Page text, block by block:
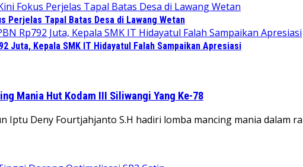
Perjelas Tapal Batas Desa di Lawang Wetan
Juta, Kepala SMK IT Hidayatul Falah Sampaikan Apresiasi
Mania Hut Kodam III Siliwangi Yang Ke-78
Iptu Deny Fourtjahjanto S.H hadiri lomba mancing mania dalam